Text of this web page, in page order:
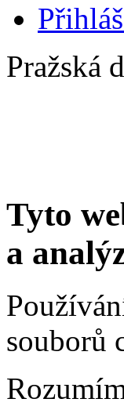
Pražská
Tyto
a
souborů